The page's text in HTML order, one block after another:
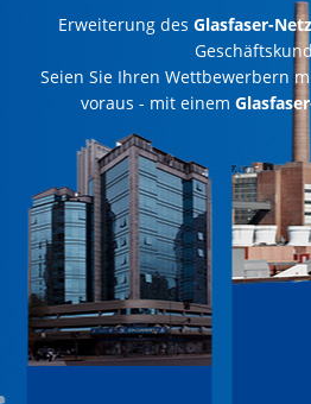
Erweiterung des Glasfaser-Netz
Seien Sie Ihren Wettbewerbern
voraus - mit einem